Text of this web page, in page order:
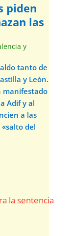
piden
las
y
tanto de
y León.
manifestado
Adif y al
a las
del